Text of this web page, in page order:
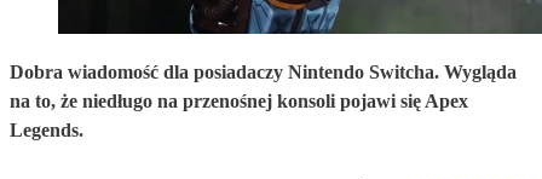
Dobra wiadomość dla posiadaczy Nintendo Switcha. Wygląda
na to, że niedługo na przenośnej konsoli pojawi się Apex
Legends.